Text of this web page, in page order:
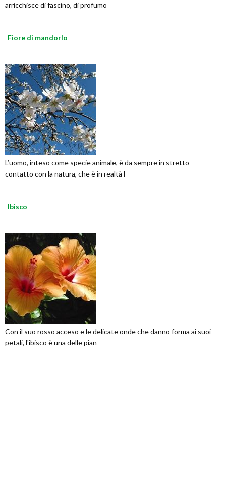
arricchisce di fascino, di profumo
Fiore di mandorlo
L’uomo, inteso come specie animale, è da sempre in stretto
contatto con la natura, che è in realtà l
Ibisco
Con il suo rosso acceso e le delicate onde che danno forma ai suoi
petali, l'ibisco è una delle pian